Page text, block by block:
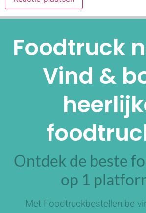
Foodtruck
Vind &
Ontdek de beste
op 1
Met Foodtruckbestellen.be